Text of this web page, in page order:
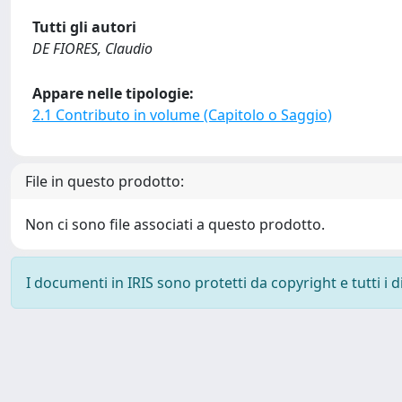
Tutti gli autori
DE FIORES, Claudio
Appare nelle tipologie:
2.1 Contributo in volume (Capitolo o Saggio)
File in questo prodotto:
Non ci sono file associati a questo prodotto.
I documenti in IRIS sono protetti da copyright e tutti i